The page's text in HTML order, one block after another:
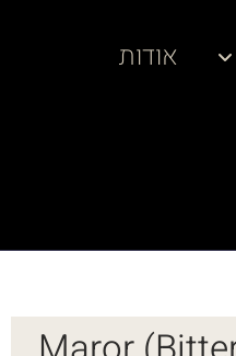
אודות